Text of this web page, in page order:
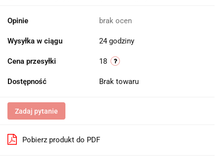
Opinie brak ocen
Wysyłka w ciągu 24 godziny
Cena przesyłki 18
Dostępność Brak towaru
Zadaj pytanie
Pobierz produkt do PDF